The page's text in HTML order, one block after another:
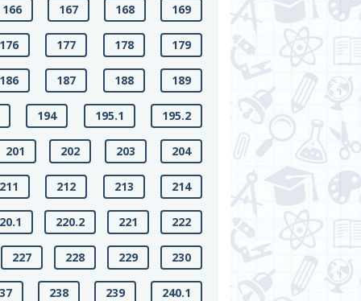
166 167 168 169
177 178 179
187 188 189
194 195.1 195.2
201 202 203 204
212 213 214
220.2 221 222
227 228 229 230
238 239 240.1